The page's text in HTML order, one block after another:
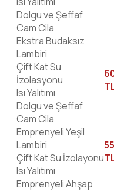
Dolgu ve Şeffaf
Cam Cila
Ekstra Budaksız
Lambiri
Çift Kat Su
İzolasyonu
Isı Yalıtımı
Dolgu ve Şeffaf
Cam Cila
Emprenyeli Yeşil
Lambiri
Çift Kat Su İzolayonu
Isı Yalıtımı
Emprenyeli Ahşap